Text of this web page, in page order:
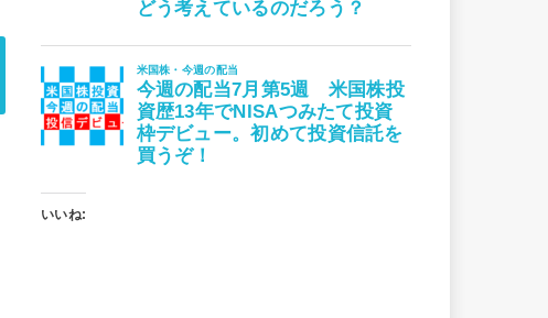
いいね: